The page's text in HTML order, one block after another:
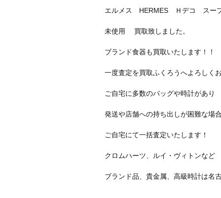
エルメス HERMES Ｈデコ スー
未使用 買取致しました。
ブランド食器も買取いたします！！
一度査定を買取ふくろうへよろしく
ご自宅に多数のバッグや時計があり
発送や店舗への持ち出しが困難な場
ご自宅にて一括査定いたします！
クロムハーツ、ルイ・ヴィトンなど
ブランド品、貴金属、高級時計は名